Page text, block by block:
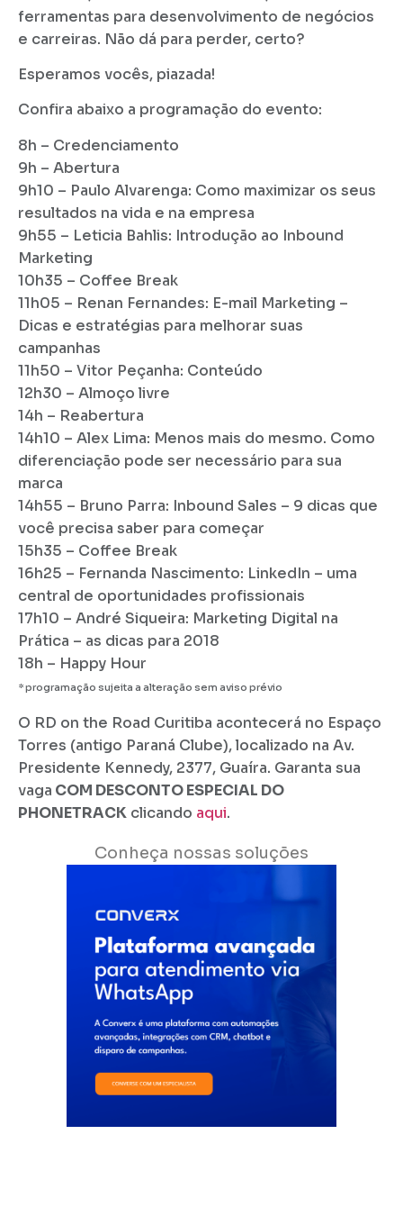
ferramentas para desenvolvimento de negócios
e carreiras. Não dá para perder, certo?
Esperamos vocês, piazada!
Confira abaixo a programação do evento:
8h – Credenciamento
9h – Abertura
9h10 – Paulo Alvarenga: Como maximizar os seus
resultados na vida e na empresa
9h55 – Leticia Bahlis: Introdução ao Inbound
Marketing
10h35 – Coffee Break
11h05 – Renan Fernandes: E-mail Marketing –
Dicas e estratégias para melhorar suas
campanhas
11h50 – Vitor Peçanha: Conteúdo
12h30 – Almoço livre
14h – Reabertura
14h10 – Alex Lima: Menos mais do mesmo. Como
diferenciação pode ser necessário para sua
marca
14h55 – Bruno Parra: Inbound Sales – 9 dicas que
você precisa saber para começar
15h35 – Coffee Break
16h25 – Fernanda Nascimento: LinkedIn – uma
central de oportunidades profissionais
17h10 – André Siqueira: Marketing Digital na
Prática – as dicas para 2018
18h – Happy Hour
* programação sujeita a alteração sem aviso prévio
O RD on the Road Curitiba acontecerá no Espaço
Torres (antigo Paraná Clube), localizado na Av.
Presidente Kennedy, 2377, Guaíra. Garanta sua
vaga COM DESCONTO ESPECIAL DO
PHONETRACK clicando aqui.
Conheça nossas soluções